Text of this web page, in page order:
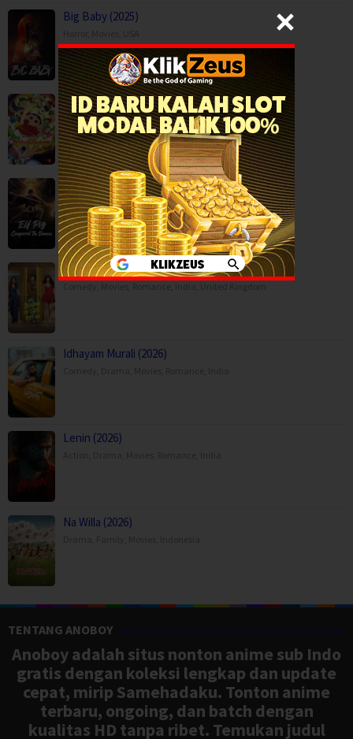
Big Baby (2025)
Crayon Shin-chan the Movie: Super Hot! T…
Adventure,Animation,Comedy,Japan
Elf Pig Conquered The Demons (2026)
Adventure,Fantasy,Movies,
Hai Jawani Toh Ishq Hona Hai (2026)
Idhayam Murali (2026)
Lenin (2026)
Na Willa (2026)
TENTANG ANOBOY
Anoboy adalah situs nonton anime sub Indo
gratis dengan koleksi lengkap dan update
cepat, mirip Samehadaku. Tonton anime
terbaru, ongoing, dan batch dengan
kualitas HD tanpa ribet. Temukan judul